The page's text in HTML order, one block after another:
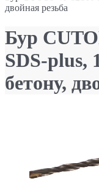
двойная резьба
Бур
SDS-plus,
бетону,